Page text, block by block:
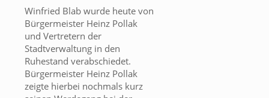
Winfried Blab wurde heute von
Bürgermeister Heinz Pollak
und Vertretern der
Stadtverwaltung in den
Ruhestand verabschiedet.
Bürgermeister Heinz Pollak
zeigte hierbei nochmals kurz